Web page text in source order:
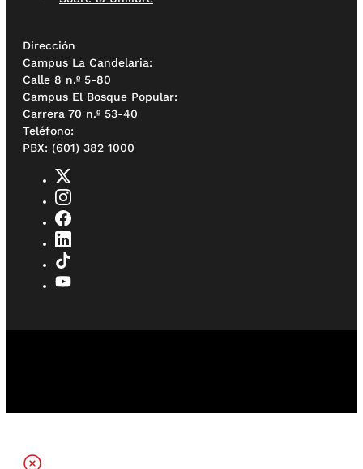
Dirección
Campus La Candelaria:
Calle 8 n.º 5-80
Campus El Bosque Popular:
Carrera 70 n.º 53-40
Teléfono:
PBX: (601) 382 1000